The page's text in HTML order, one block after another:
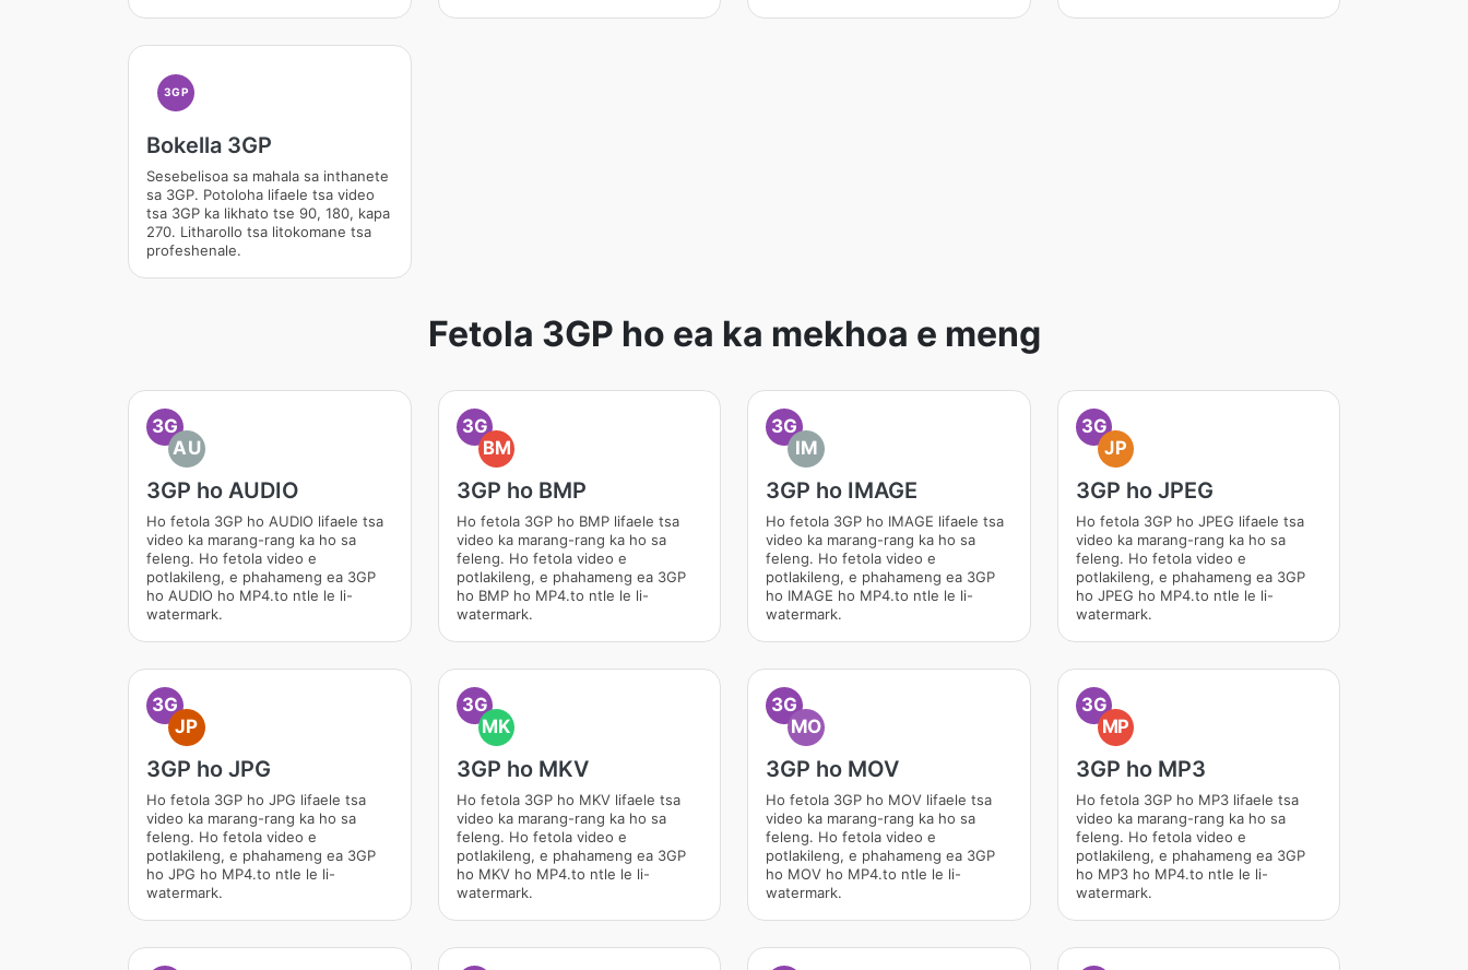
3GP
Bokella 3GP
Sesebelisoa sa mahala sa inthanete
sa 3GP. Potoloha lifaele tsa video
tsa 3GP ka likhato tse 90, 180, kapa
270. Litharollo tsa litokomane tsa
profeshenale.
Fetola 3GP ho ea ka mekhoa e meng
3G
AU
3GP ho AUDIO
Ho fetola 3GP ho AUDIO lifaele tsa
video ka marang-rang ka ho sa
feleng. Ho fetola video e
potlakileng, e phahameng ea 3GP
ho AUDIO ho MP4.to ntle le li-
watermark.
3G
BM
3GP ho BMP
Ho fetola 3GP ho BMP lifaele tsa
video ka marang-rang ka ho sa
feleng. Ho fetola video e
potlakileng, e phahameng ea 3GP
ho BMP ho MP4.to ntle le li-
watermark.
3G
IM
3GP ho IMAGE
Ho fetola 3GP ho IMAGE lifaele tsa
video ka marang-rang ka ho sa
feleng. Ho fetola video e
potlakileng, e phahameng ea 3GP
ho IMAGE ho MP4.to ntle le li-
watermark.
3G
JP
3GP ho JPEG
Ho fetola 3GP ho JPEG lifaele tsa
video ka marang-rang ka ho sa
feleng. Ho fetola video e
potlakileng, e phahameng ea 3GP
ho JPEG ho MP4.to ntle le li-
watermark.
3G
JP
3GP ho JPG
Ho fetola 3GP ho JPG lifaele tsa
video ka marang-rang ka ho sa
feleng. Ho fetola video e
potlakileng, e phahameng ea 3GP
ho JPG ho MP4.to ntle le li-
watermark.
3G
MK
3GP ho MKV
Ho fetola 3GP ho MKV lifaele tsa
video ka marang-rang ka ho sa
feleng. Ho fetola video e
potlakileng, e phahameng ea 3GP
ho MKV ho MP4.to ntle le li-
watermark.
3G
MO
3GP ho MOV
Ho fetola 3GP ho MOV lifaele tsa
video ka marang-rang ka ho sa
feleng. Ho fetola video e
potlakileng, e phahameng ea 3GP
ho MOV ho MP4.to ntle le li-
watermark.
3G
MP
3GP ho MP3
Ho fetola 3GP ho MP3 lifaele tsa
video ka marang-rang ka ho sa
feleng. Ho fetola video e
potlakileng, e phahameng ea 3GP
ho MP3 ho MP4.to ntle le li-
watermark.